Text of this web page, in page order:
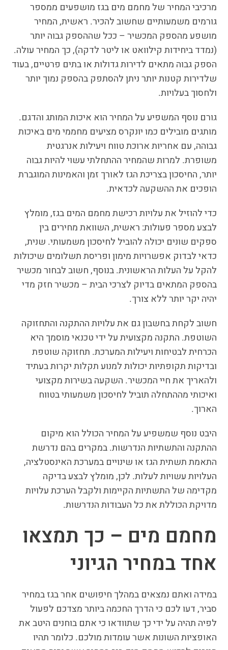
מרכיבי המחיר של מחמם מים בגז מושפעים ממספר
גורמים משמעותיים שחשוב להכיר. ראשית, המחיר
מושפע מהספק המכשיר – ככל שההספק גבוה יותר
(נמדד ביחידות קילוואט או ליטר לדקה), כך המחיר עולה.
הספק גבוה מתאים לדירות גדולות או בתים פרטיים, בעוד
שלדירות קטנות יותר ניתן להסתפק בהספק נמוך יותר
ולחסוך בעלויות.
גורם נוסף המשפיע על המחיר הוא איכות המותג והדגם.
מותגים מובילים כמו יונקרס מציעים מחממי מים באיכות
גבוהה, עם אחריות ארוכת טווח ויעילות אנרגטית
משופרת. למרות שהמחיר ההתחלתי עשוי להיות גבוה
יותר, החיסכון בצריכת הגז לאורך זמן והאמינות המוגברת
הופכים את ההשקעה לכדאית.
כדי להוזיל את עלויות רכישת מחמם המים בגז, מומלץ
לבצע מספר פעולות: ראשית, השוואת מחירים בין
ספקים שונים יכולה להוביל לחיסכון משמעותי. שנית,
כדאי לבדוק אפשרויות מימון ופריסת תשלומים שיכולות
להקל על העלות הראשונית. בנוסף, חשוב לבחור מכשיר
בהספק המתאים בדיוק לצרכי הבית – מכשיר חזק מדי
יהיה יקר יותר ללא צורך.
חשוב לקחת בחשבון גם את עלויות ההתקנה והתחזוקה
השוטפת. התקנה מקצועית על ידי טכנאי מוסמך היא
הכרחית לבטיחות ויעילות המערכת. תחזוקה שוטפת
ובדיקות תקופתיות יכולות למנוע תקלות יקרות בעתיד
ולהאריך את חיי המכשיר. השקעה בשירות מקצועי
ואיכותי מההתחלה תוביל לחיסכון משמעותי בטווח
הארוך.
היבט נוסף שמשפיע על המחיר הכולל הוא מיקום
ההתקנה והתשתיות הנדרשות. במקרים בהם נדרשת
התאמת תשתית הגז או שינויים במערכת האינסטלציה,
העלויות עשויות לעלות. לכן, מומלץ לבצע בדיקה
מקדימה של התשתיות הקיימות ולקבל הערכת עלויות
מדויקת הכוללת את כל העבודות הנדרשות.
מחמם מים – כך תמצאו
אחד במחיר הגיוני
במידה ואתם נמצאים במהלך חיפושים אחר בגז במחיר
סביר, דעו לכם כי הדרך החכמה ביותר מצדכם לפעול
לפיה תהיה על ידי כך שתוודאו כי אתם בוחנים היטב את
האופציות השונות אשר עומדות מולכם. כלומר תהיו